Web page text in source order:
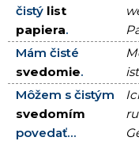
čistý list
papiera.
Mám čisté
svedomie.
Môžem s čistým
svedomím
povedať...